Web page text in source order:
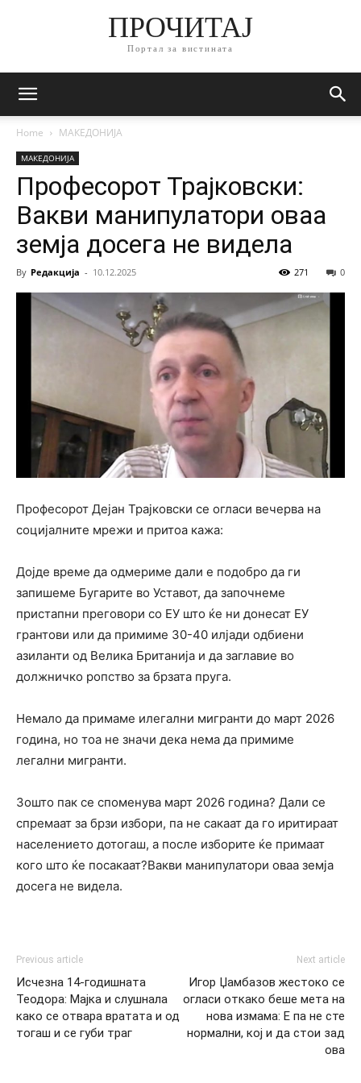
ПРОЧИТАЈ
Портал за вистината
Home МАКЕДОНИЈА
МАКЕДОНИЈА
Професорот Трајковски:
Вакви манипулатори оваа
земја досега не видела
By Редакција - 10.12.2025 0
271
Професорот Дејан Трајковски се огласи вечерва на
социјалните мрежи и притоа кажа:
Дојде време да одмериме дали е подобро да ги
запишеме Бугарите во Уставот, да започнеме
пристапни преговори со ЕУ што ќе ни донесат ЕУ
грантови или да примиме 30-40 илјади одбиени
азиланти од Велика Британија и да заглавие во
должничко ропство за брзата пруга.
Немало да примаме илегални мигранти до март 2026
година, но тоа не значи дека нема да примиме
легални мигранти.
Зошто пак се споменува март 2026 година? Дали се
спремаат за брзи избори, па не сакаат да го иритираат
населението дотогаш, а после изборите ќе примаат
кого што ќе посакаат?Вакви манипулатори оваа земја
досега не видела.
Previous article
Исчезна 14-годишната
Теодора: Мајка и слушнала
како се отвара вратата и од
тогаш и се губи траг
Next article
Игор Џамбазов жестоко се
огласи откако беше мета на
нова измама: Е па не сте
нормални, кој и да стои зад
ова